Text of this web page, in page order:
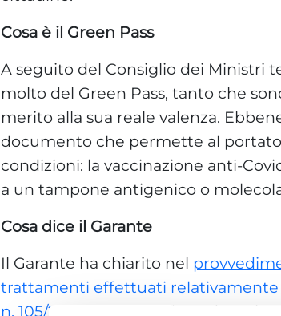
Cosa è il Green Pass
A seguito del Consiglio dei Ministri
molto del Green Pass, tanto che
merito alla sua reale valenza.
documento che permette al
condizioni: la vaccinazione anti-
a un tampone antigenico o
Cosa dice il Garante
Il Garante ha chiarito nel
trattamenti effettuati relativamente
n. 105/2021